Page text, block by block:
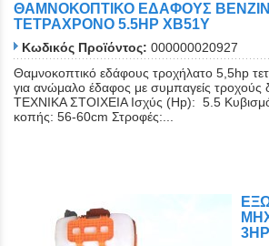
ΘΑΜΝΟΚΟΠΤΙΚΟ ΕΔΑΦΟΥΣ
ΤΕΤΡΑΧΡΟΝΟ 5.5HP XB51Y
Κωδικός Προϊόντος: 000000020927
Θαμνοκοπτικό εδάφους τροχήλατο 5,5hp
για ανώμαλο έδαφος με συμπαγείς τροχούς
ΤΕΧΝΙΚΑ ΣΤΟΙΧΕΙΑ Ισχύς (Hp): 5.5
κοπής: 56-60cm Στροφές:...
3ΗΡ